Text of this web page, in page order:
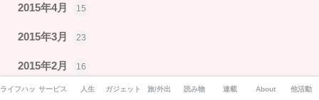
2015年4月 15
2015年3月 23
2015年2月 16
2015年1月
ライフハックサービス 人生 ガジェット 旅/外出 読み物 連載 About 他活動